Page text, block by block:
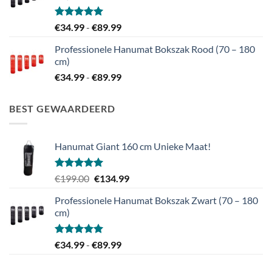
Gewaardeerd
€34.99- €89.99Prijsklasse:
tot
Professionele Hanumat Bokszak Rood (70 – 180
cm)
€34.99- €89.99Prijsklasse:
BEST GEWAARDEERD
Hanumat Giant 160 cm Unieke Maat!
Gewaardeerd
€199.00 Oorspronkelijke
was:
€134.99Huidige
is:
Professionele Hanumat Bokszak Zwart (70 – 180
cm)
Gewaardeerd
€34.99- €89.99Prijsklasse: